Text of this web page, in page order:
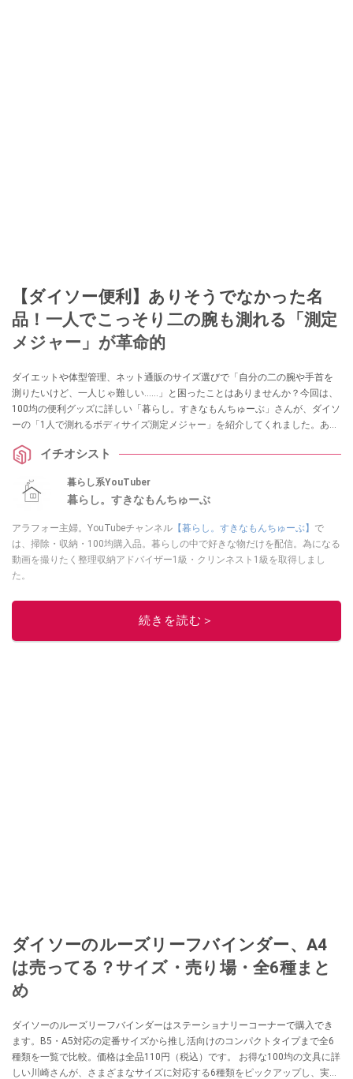
【ダイソー便利】ありそうでなかった名
品！一人でこっそり二の腕も測れる「測定
メジャー」が革命的
ダイエットや体型管理、ネット通販のサイズ選びで「自分の二の腕や手首を
測りたいけど、一人じゃ難しい……」と困ったことはありませんか？今回は、
100均の便利グッズに詳しい「暮らし。すきなもんちゅーぶ」さんが、ダイソ
ーの「1人で測れるボディサイズ測定メジャー」を紹介してくれました。あり
家に一台レベルの重宝アイテムです！
イチオシスト
暮らし系YouTuber
暮らし。すきなもんちゅーぶ
アラフォー主婦。YouTubeチャンネル 【暮らし。すきなもんちゅーぶ】 で
は、掃除・収納・100均購入品。暮らしの中で好きな物だけを配信。為になる
動画を撮りたく整理収納アドバイザー1級・クリンネスト1級を取得しまし
た。
このイチオシストの他の記事を読む
続きを読む＞
ダイソーのルーズリーフバインダー、A4
は売ってる？サイズ・売り場・全6種まと
め
ダイソーのルーズリーフバインダーはステーショナリーコーナーで購入でき
ます。B5・A5対応の定番サイズから推し活向けのコンパクトタイプまで全6
種類を一覧で比較。価格は全品110円（税込）です。 お得な100均の文具に詳
しい川崎さんが、さまざまなサイズに対応する6種類をピックアップし、実際